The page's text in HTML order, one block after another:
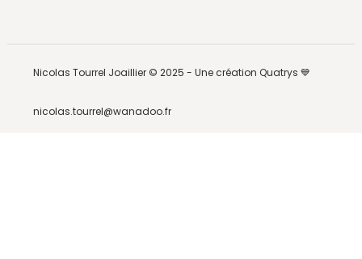
Nicolas Tourrel Joaillier © 2025 - Une création Quatrys 💙
nicolas.tourrel@wanadoo.fr